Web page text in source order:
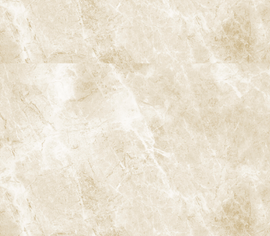
完全予約制
インフォームドコンセント
CT活用の精密な診査・診断
口腔内スキャナ
ストローマンインプラント
iTero Lumina（アイテロ ルミナ）
マイクロスコープ精密治療
保険治療でもマイクロスコープを使用
痛みに配慮した治療